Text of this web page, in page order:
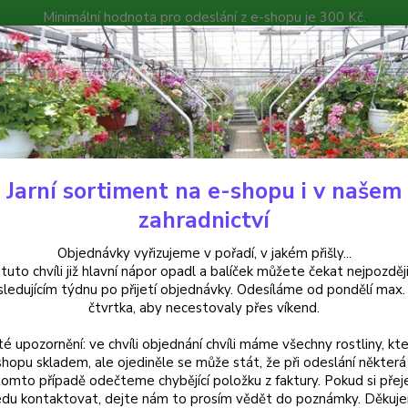
Minimální hodnota pro odeslání z e-shopu je 300 Kč.
můžete čekat nejpozději v následujícím týdnu po přijetí
Poradna Kontakty
Hledat
Trvalky Gaura- svíčkovec- červená - cena na prodejně
svíčkovec- červená - cena
květy
Jarní sortiment na e-shopu i v našem
zahradnictví
Objednávky vyřizujeme v pořadí, v jakém přišly...
chvíli již hlavní nápor opadl a balíček můžete čekat
týdnu po přijetí objednávky. Odesíláme od pondělí
čtvrtka, aby necestovaly přes víkend.
upozornění: ve chvíli objednání chvíli máme všechny rostliny,
skladem, ale ojediněle se může stát, že při odeslání některá
případě odečteme chybějící položku z faktury. Pokud si
kontaktovat, dejte nám to prosím vědět do poznámky.